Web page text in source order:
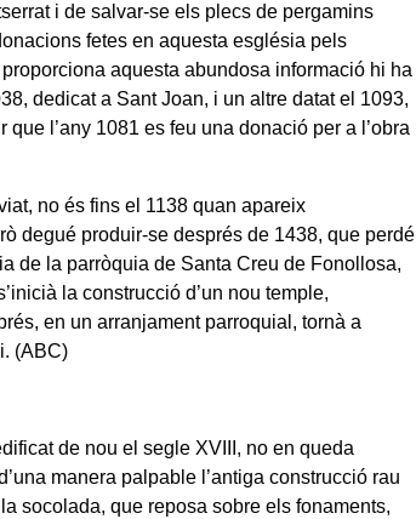
i de salvar-se els plecs de pergamins
fetes en aquesta església pels
aquesta abundosa informació hi ha
dedicat a Sant Joan, i un altre datat el 1093,
l’any 1081 es feu una donació per a l’obra
no és fins el 1138 quan apareix
degué produir-se després de 1438, que perdé
de la parròquia de Santa Creu de Fonollosa,
la construcció d’un nou temple,
en un arranjament parroquial, tornà a
(ABC)
de nou el segle XVIII, no en queda
manera palpable l’antiga construcció rau
socolada, que reposa sobre els fonaments,